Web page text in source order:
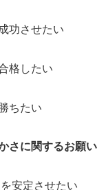
功させたい
格したい
ちたい
さに関するお願い
安定させたい